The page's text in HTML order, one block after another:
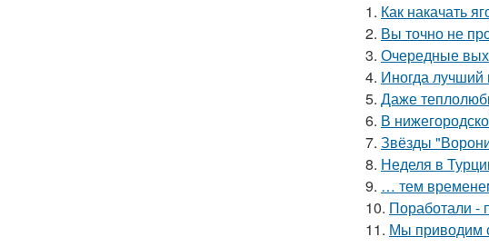
1. Как накачать
2. Вы точно не
3. Очередные
4. Иногда лучший
5. Даже
6. В
7. Звёзды
8. Неделя в
9. … тем
10. Поработали -
11. Мы приводим